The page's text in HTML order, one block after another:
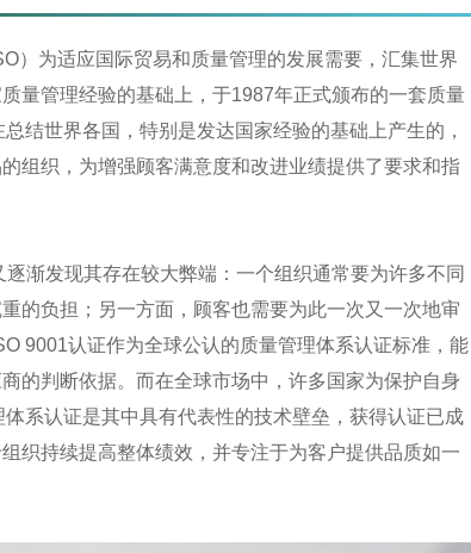
）为适应国际贸易和质量管理的发展需要，汇集世界
量管理经验的基础上，于1987年正式颁布的一套质量
结世界各国，特别是发达国家经验的基础上产生的，
组织，为增强顾客满意度和改进业绩提供了要求和指
渐发现其存在较大弊端：一个组织通常要为许多不同
的负担；另一方面，顾客也需要为此一次又一次地审
9001认证作为全球公认的质量管理体系认证标准，能
的判断依据。而在全球市场中，许多国家为保护自身
系认证是其中具有代表性的技术壁垒，获得认证已成
织持续提高整体绩效，并专注于为客户提供品质如一